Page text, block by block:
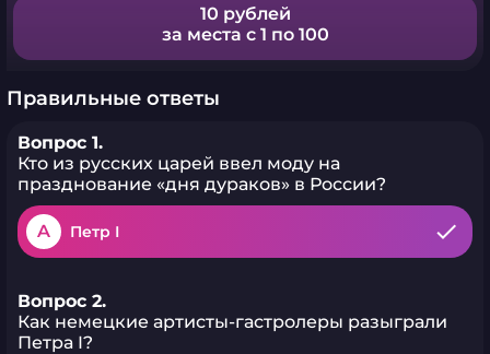
10 рублей
за места с 1 по 100
Правильные ответы
Вопрос 1.
Кто из русских царей ввел моду на
празднование «дня дураков» в России?
A Петр I
Вопрос 2.
Как немецкие артисты-гастролеры разыграли
Петра I?